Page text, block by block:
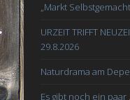
„Markt
URZEIT TRIFFT
29.8.2026
Naturdrama am
Es gibt noch ein